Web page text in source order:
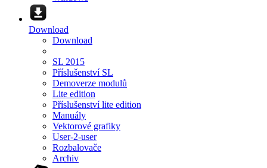
Download
Download
SL 2015
Příslušenství SL
Demoverze modulů
Lite edition
Příslušenství lite edition
Manuály
Vektorové grafiky
User-2-user
Rozbalovače
Archiv